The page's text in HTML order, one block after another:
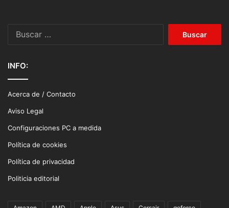
INFO:
Acerca de / Contacto
Aviso Legal
Configuraciones PC a medida
Política de cookies
Política de privacidad
Politicia editorial